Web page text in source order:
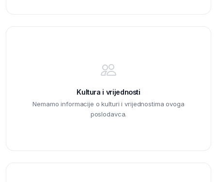
Kultura i vrijednosti
Nemamo informacije o kulturi i vrijednostima ovoga
poslodavca.